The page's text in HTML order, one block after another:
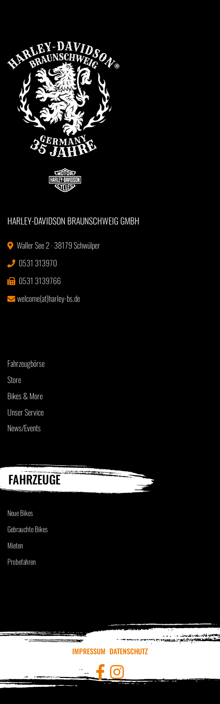
HARLEY-DAVIDSON BRAUNSCHWEIG GMBH
Waller See 2 · 38179 Schwülper
0531 313970
0531 3139766
welcome(at)harley-bs.de
Fahrzeugbörse
Store
Bikes & More
Unser Service
News/Events
FAHRZEUGE
Neue Bikes
Gebrauchte Bikes
Mieten
Probefahren
IMPRESSUM DATENSCHUTZ